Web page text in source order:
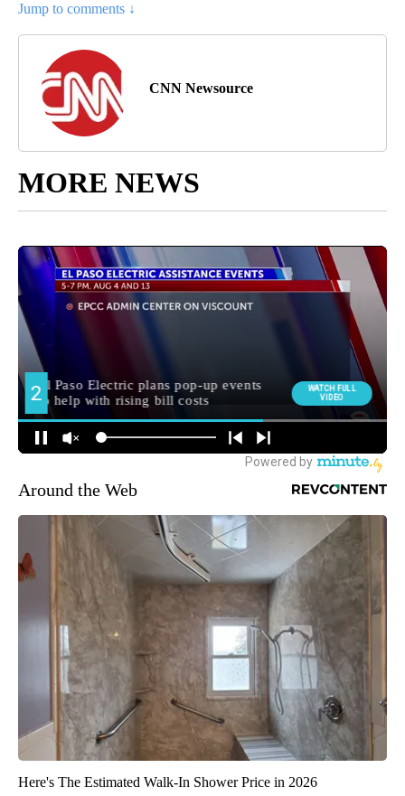
Jump to comments ↓
CNN Newsource
MORE NEWS
Around the Web
Here's The Estimated Walk-In Shower Price in 2026